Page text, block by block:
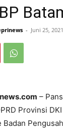
- Juni 25, 2021
–
Provinsi